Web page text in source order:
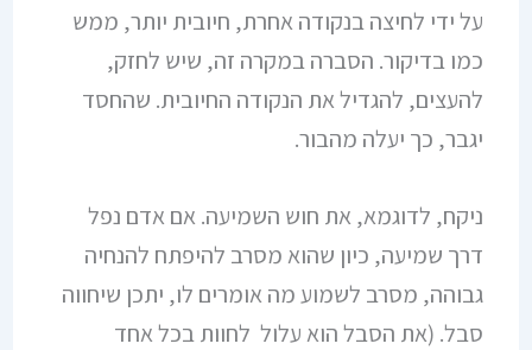
על ידי לחיצה בנקודה אחרת, חיובית יותר, ממש
כמו בדיקור. הסברה במקרה זה, שיש לחזק,
להעצים, להגדיל את הנקודה החיובית. שהחסד
יגבר, כך יעלה מהבור.
ניקח, לדוגמא, את חוש השמיעה. אם אדם נפל
דרך שמיעה, כיון שהוא מסרב להיפתח להנחיה
גבוהה, מסרב לשמוע מה אומרים לו, יתכן שיחווה
סבל. (את הסבל הוא עלול לחוות בכל אחד